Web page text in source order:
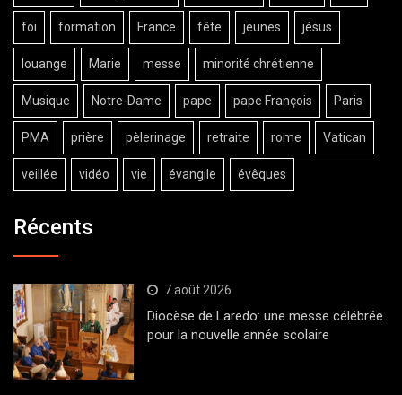
foi formation France fête jeunes jésus
louange Marie messe minorité chrétienne
Musique Notre-Dame pape pape François Paris
PMA prière pèlerinage retraite rome Vatican
veillée vidéo vie évangile évêques
Récents
7 août 2026
Diocèse de Laredo: une messe célébrée
pour la nouvelle année scolaire